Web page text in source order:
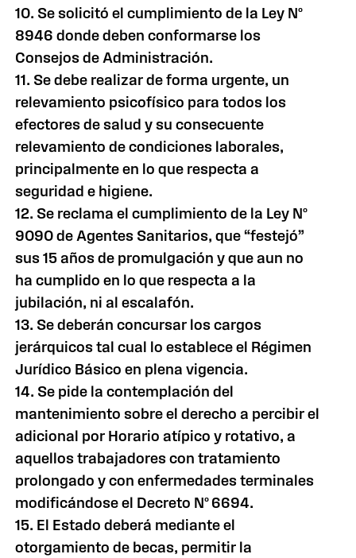
10. Se solicitó el cumplimiento de la Ley Nº
8946 donde deben conformarse los
Consejos de Administración.
11. Se debe realizar de forma urgente, un
relevamiento psicofísico para todos los
efectores de salud y su consecuente
relevamiento de condiciones laborales,
principalmente en lo que respecta a
seguridad e higiene.
12. Se reclama el cumplimiento de la Ley Nº
9090 de Agentes Sanitarios, que “festejó”
sus 15 años de promulgación y que aun no
ha cumplido en lo que respecta a la
jubilación, ni al escalafón.
13. Se deberán concursar los cargos
jerárquicos tal cual lo establece el Régimen
Jurídico Básico en plena vigencia.
14. Se pide la contemplación del
mantenimiento sobre el derecho a percibir el
adicional por Horario atípico y rotativo, a
aquellos trabajadores con tratamiento
prolongado y con enfermedades terminales
modificándose el Decreto Nº 6694.
15. El Estado deberá mediante el
otorgamiento de becas, permitir la